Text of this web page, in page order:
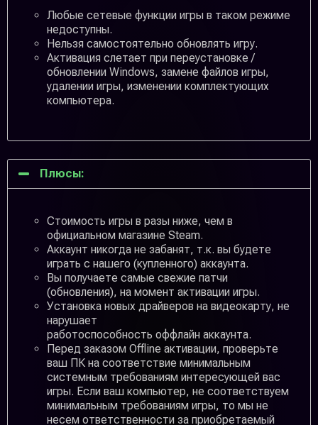
Любые сетевые функции игры в таком режиме
недоступны.
Нельзя самостоятельно обновлять игру.
Активация слетает при переустановке /
обновлении Windows, замене файлов игры,
удалении игры, изменении комплектующих
компьютера.
Плюсы:
Стоимость игры в разы ниже, чем в
официальном магазине Steam.
Аккаунт никогда не забанят, т.к. вы будете
играть с нашего (купленного) аккаунта.
Вы получаете самые свежие патчи
(обновления), на момент активации игры.
Установка новых драйверов на видеокарту, не
нарушает
работоспособность оффлайн аккаунта.
Перед заказом Offline активации, проверьте
ваш ПК на соответствие минимальным
системным требованиям интересующей вас
игры. Если ваш компьютер, не соответствуем
минимальным требованиям игры, то мы не
несем ответственности за приобретаемый